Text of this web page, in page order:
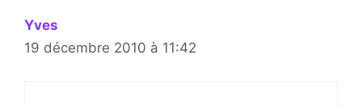
Yves
19 décembre 2010 à 11:42